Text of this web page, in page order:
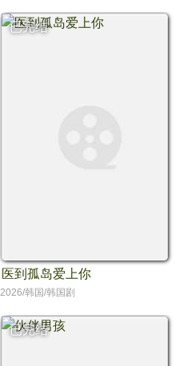
已完结
医到孤岛爱上你
2026/韩国/韩国剧
已完结